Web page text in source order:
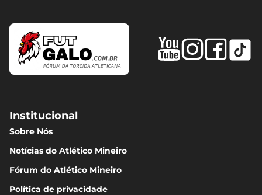
Institucional
Sobre Nós
Notícias do Atlético Mineiro
Fórum do Atlético Mineiro
Política de privacidade